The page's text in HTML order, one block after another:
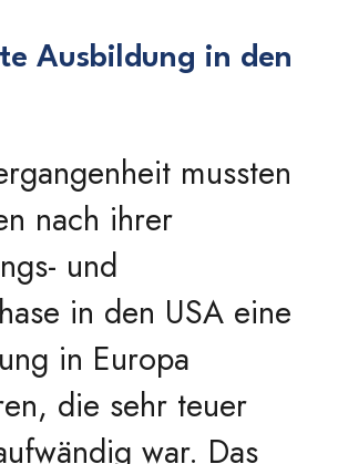
Ausbildung in den
mussten
nach ihrer
und
in den USA eine
in Europa
die sehr teuer
war. Das